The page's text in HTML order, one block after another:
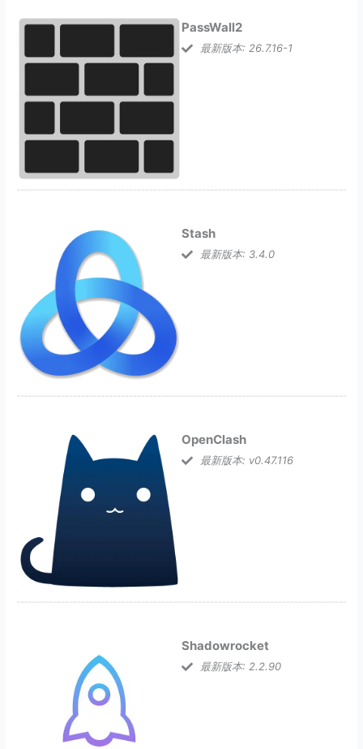
PassWall2
最新版本: 26.7.16-1
Stash
最新版本: 3.4.0
OpenClash
最新版本: v0.47.116
Shadowrocket
最新版本: 2.2.90